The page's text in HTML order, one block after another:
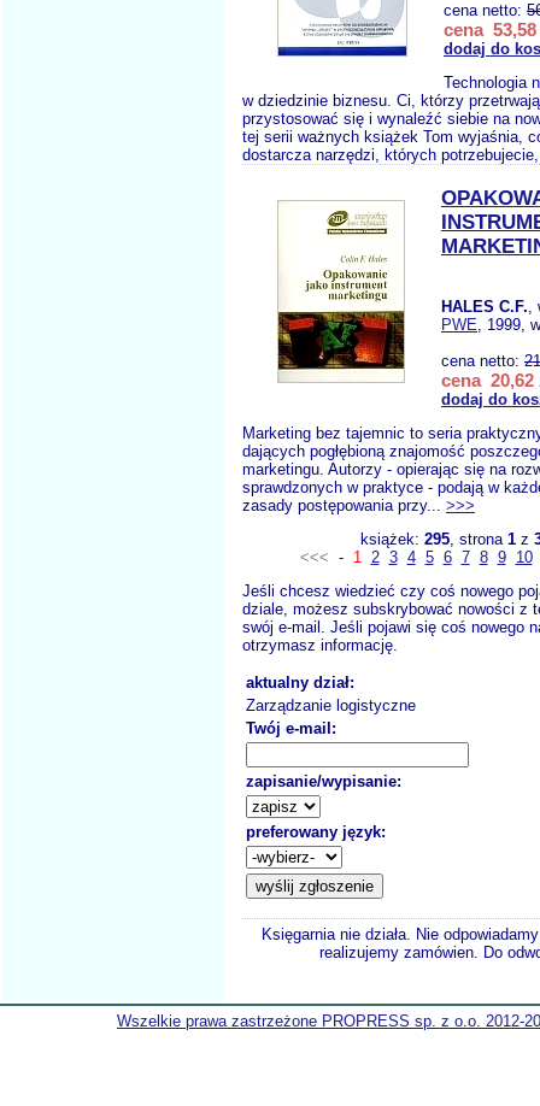
cena netto:
cena 53,58
dodaj do
Technologia
w dziedzinie biznesu. Ci, którzy
przystosować się i wynaleźć siebie na
tej serii ważnych książek Tom wyjaśnia,
dostarcza narzędzi, których
HALES C.F.,
PWE, 1999,
cena netto:
cena 20,62
dodaj do
Marketing bez tajemnic to seria
dających pogłębioną znajomość
marketingu. Autorzy - opierając się na
sprawdzonych w praktyce - podają w
zasady postępowania przy... >>>
książek: 295, strona 1z
<<< - 1 2 3 4 5 6 7 8 9
10
Jeśli chcesz wiedzieć czy coś nowego
dziale, możesz subskrybować nowości z
swój e-mail. Jeśli pojawi się coś nowego
otrzymasz informację.
aktualny dział:
Zarządzanie logistyczne
Twój e-mail:
zapisanie/wypisanie:
preferowany język:
Księgarnia nie działa. Nie
realizujemy zamówien. Do
Wszelkie prawa zastrzeżone PROPRESS sp. z o.o. 2012-